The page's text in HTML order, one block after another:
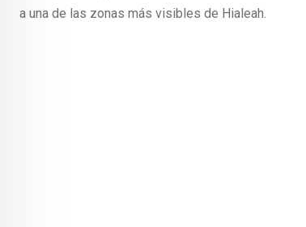
a una de las zonas más visibles de Hialeah.